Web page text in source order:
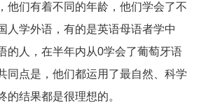
他们有着不同的年龄，他们学会了不
人学外语，有的是英语母语者学中
的人，在半年内从0学会了葡萄牙语
同点是，他们都运用了最自然、科学
的结果都是很理想的。